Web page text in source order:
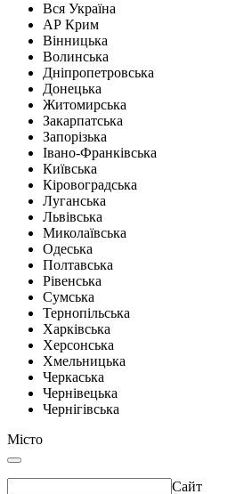
Вся Україна
АР Крим
Вінницька
Волинська
Дніпропетровська
Донецька
Житомирська
Закарпатська
Запорізька
Івано-Франківська
Київська
Кіровоградська
Луганська
Львівська
Миколаївська
Одеська
Полтавська
Рівенська
Сумська
Тернопільська
Харківська
Херсонська
Хмельницька
Черкаська
Чернівецька
Чернігівська
Місто
Сайт